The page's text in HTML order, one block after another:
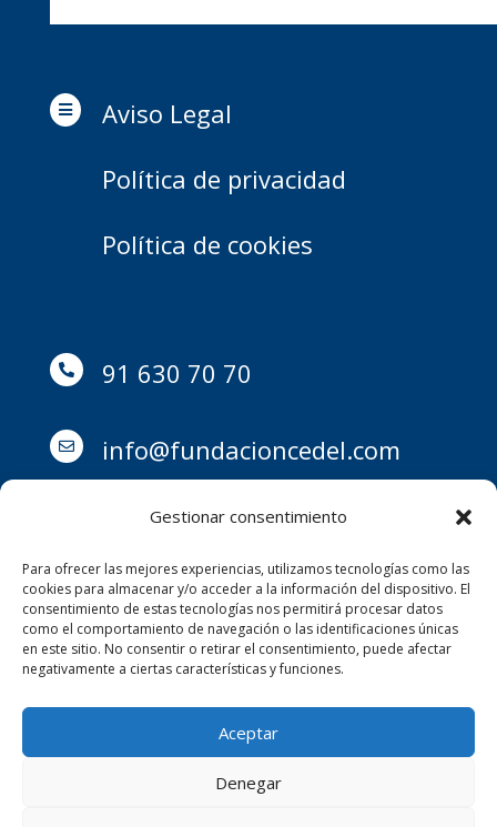
Gestionar consentimiento
Para ofrecer las mejores experiencias, utilizamos tecnologías como las
cookies para almacenar y/o acceder a la información del dispositivo. El
consentimiento de estas tecnologías nos permitirá procesar datos
como el comportamiento de navegación o las identificaciones únicas
en este sitio. No consentir o retirar el consentimiento, puede afectar
negativamente a ciertas características y funciones.
Aceptar
Denegar

Aviso Legal
Política de privacidad
Política de cookies
 91 630 70 70
 info@fundacioncedel.com

Avd. Barrancos 7, 28290,
Las Rozas (Comunidad de
Madrid)
Todos los derechos reservados © 2026Fundación Cedel